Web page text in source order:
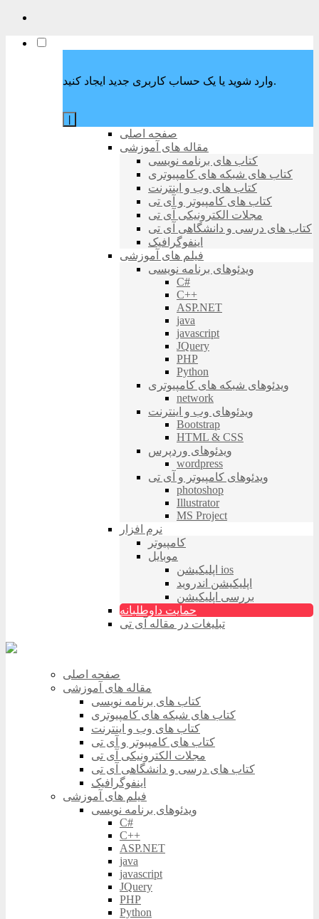
وارد شوید یا یک حساب کاربری جدید ایجاد کنید.
صفحه اصلی
مقاله های آموزشی
کتاب های برنامه نویسی
کتاب های شبکه های کامپیوتری
کتاب های وب و اینترنت
کتاب های کامپیوتر و آی تی
مجلات الکترونیکی آی تی
کتاب های درسی و دانشگاهی آی تی
اینفوگرافیک
فیلم های آموزشی
ویدئوهای برنامه نویسی
C#
C++
ASP.NET
java
javascript
JQuery
PHP
Python
ویدئوهای شبکه های کامپیوتری
network
ویدئوهای وب و اینترنت
Bootstrap
HTML & CSS
ویدئوهای وردپرس
wordpress
ویدئوهای کامپیوتر و آی تی
photoshop
Illustrator
MS Project
نرم افزار
کامپیوتر
موبایل
اپلیکیشن ios
اپلیکیشن اندروید
بررسی اپلیکیشن
حمایت داوطلبانه
تبلیغات در مقاله آی تی
صفحه اصلی
مقاله های آموزشی
کتاب های برنامه نویسی
کتاب های شبکه های کامپیوتری
کتاب های وب و اینترنت
کتاب های کامپیوتر و آی تی
مجلات الکترونیکی آی تی
کتاب های درسی و دانشگاهی آی تی
اینفوگرافیک
فیلم های آموزشی
ویدئوهای برنامه نویسی
C#
C++
ASP.NET
java
javascript
JQuery
PHP
Python